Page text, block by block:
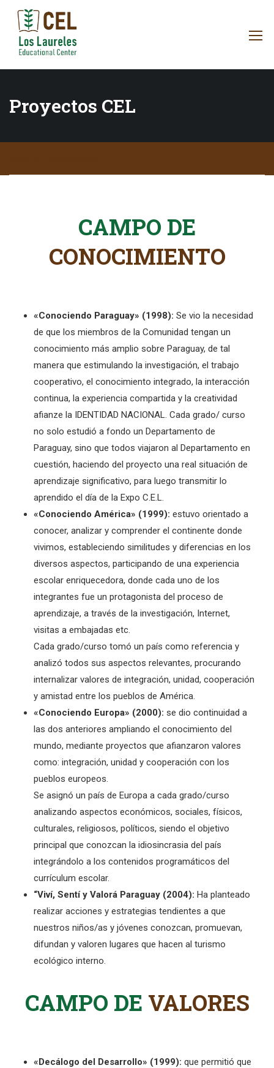
Proyectos CEL
CAMPO DE
CONOCIMIENTO
«Conociendo Paraguay» (1998): Se vio la necesidad
de que los miembros de la Comunidad tengan un
conocimiento más amplio sobre Paraguay, de tal
manera que estimulando la investigación, el trabajo
cooperativo, el conocimiento integrado, la interacción
continua, la experiencia compartida y la creatividad
afianze la IDENTIDAD NACIONAL. Cada grado/ curso
no solo estudió a fondo un Departamento de
Paraguay, sino que todos viajaron al Departamento en
cuestión, haciendo del proyecto una real situación de
aprendizaje significativo, para luego transmitir lo
aprendido el día de la Expo C.E.L.
«Conociendo América» (1999): estuvo orientado a
conocer, analizar y comprender el continente donde
vivimos, estableciendo similitudes y diferencias en los
diversos aspectos, participando de una experiencia
escolar enriquecedora, donde cada uno de los
integrantes fue un protagonista del proceso de
aprendizaje, a través de la investigación, Internet,
visitas a embajadas etc.
Cada grado/curso tomó un país como referencia y
analizó todos sus aspectos relevantes, procurando
internalizar valores de integración, unidad, cooperación
y amistad entre los pueblos de América.
«Conociendo Europa» (2000): se dio continuidad a
las dos anteriores ampliando el conocimiento del
mundo, mediante proyectos que afianzaron valores
como: integración, unidad y cooperación con los
pueblos europeos.
Se asignó un país de Europa a cada grado/curso
analizando aspectos económicos, sociales, físicos,
culturales, religiosos, políticos, siendo el objetivo
principal que conozcan la idiosincrasia del país
integrándolo a los contenidos programáticos del
currículum escolar.
“Viví, Sentí y Valorá Paraguay (2004): Ha planteado
realizar acciones y estrategias tendientes a que
nuestros niños/as y jóvenes conozcan, promuevan,
difundan y valoren lugares que hacen al turismo
ecológico interno.
CAMPO DE VALORES
«Decálogo del Desarrollo» (1999): que permitió que